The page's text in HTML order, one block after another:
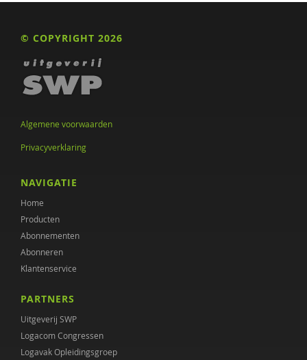
© COPYRIGHT 2026
Algemene voorwaarden
Privacyverklaring
NAVIGATIE
Home
Producten
Abonnementen
Abonneren
Klantenservice
PARTNERS
Uitgeverij SWP
Logacom Congressen
Logavak Opleidingsgroep